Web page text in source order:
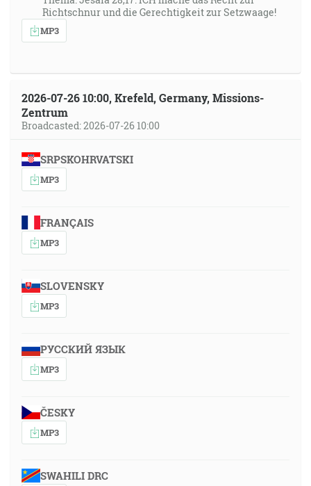
Richtschnur und die Gerechtigkeit zur Setzwaage!
MP3
2026-07-26 10:00, Krefeld, Germany, Missions-
Zentrum
Broadcasted: 2026-07-26 10:00
SRPSKOHRVATSKI
MP3
FRANÇAIS
MP3
SLOVENSKY
MP3
РУССКИЙ ЯЗЫК
MP3
ČESKY
MP3
SWAHILI DRC